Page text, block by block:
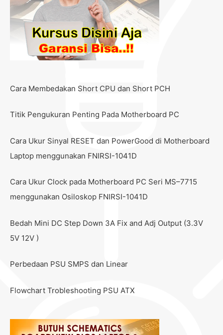
Cara Membedakan Short CPU dan Short PCH
Titik Pengukuran Penting Pada Motherboard PC
Cara Ukur Sinyal RESET dan PowerGood di Motherboard
Laptop menggunakan FNIRSI-1041D
Cara Ukur Clock pada Motherboard PC Seri MS–7715
menggunakan Osiloskop FNIRSI-1041D
Bedah Mini DC Step Down 3A Fix and Adj Output (3.3V
5V 12V )
Perbedaan PSU SMPS dan Linear
Flowchart Trobleshooting PSU ATX